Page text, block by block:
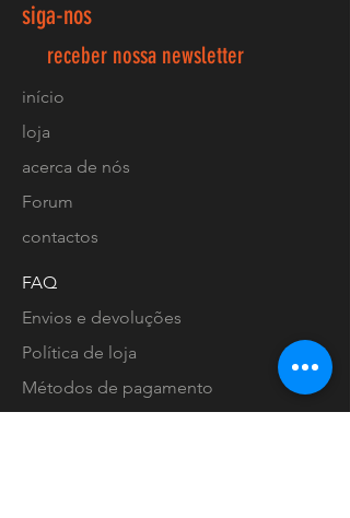
siga-nos
receber nossa newsletter
início
loja
acerca de nós
Forum
contactos
FAQ
Envios e devoluções
Política de loja
Métodos de pagamento